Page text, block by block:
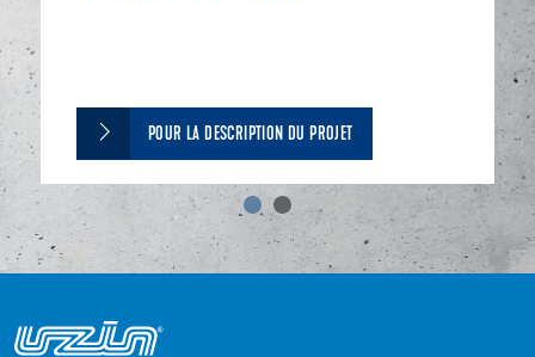
POUR LA DESCRIPTION DU PROJET